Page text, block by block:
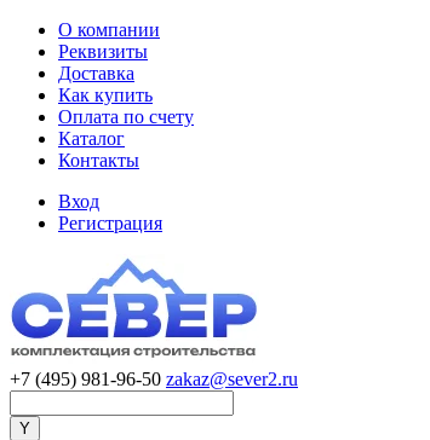
О компании
Реквизиты
Доставка
Как купить
Оплата по счету
Каталог
Контакты
Вход
Регистрация
+7 (495) 981-96-50 zakaz@sever2.ru